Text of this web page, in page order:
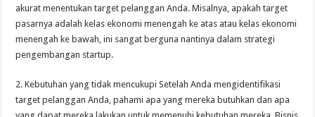
akurat menentukan target pelanggan Anda. Misalnya, apakah target
pasarnya adalah kelas ekonomi menengah ke atas atau kelas ekonomi
menengah ke bawah, ini sangat berguna nantinya dalam strategi
pengembangan startup.
2. Kebutuhan yang tidak mencukupi Setelah Anda mengidentifikasi
target pelanggan Anda, pahami apa yang mereka butuhkan dan apa